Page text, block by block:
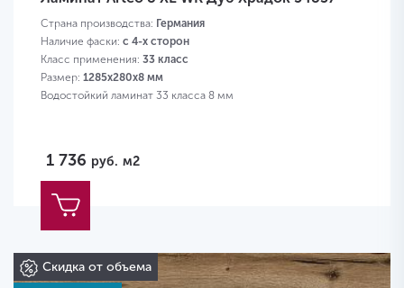
Страна производства: Германия
Наличие фаски: с 4-х сторон
Класс применения: 33 класс
Размер: 1285х280х8 мм
Водостойкий ламинат 33 класса 8 мм
1 736 руб. м2
Скидка от объема